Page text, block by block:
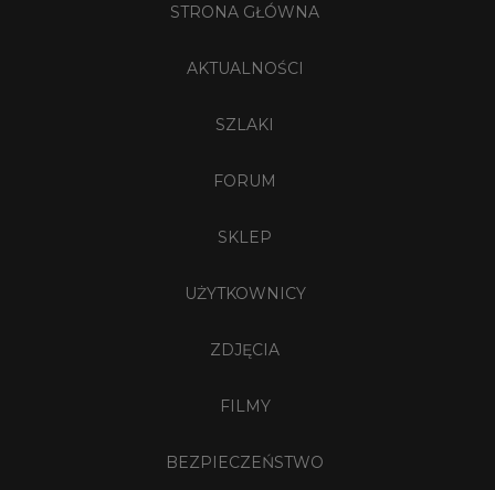
STRONA GŁÓWNA
AKTUALNOŚCI
SZLAKI
FORUM
SKLEP
UŻYTKOWNICY
ZDJĘCIA
FILMY
BEZPIECZEŃSTWO